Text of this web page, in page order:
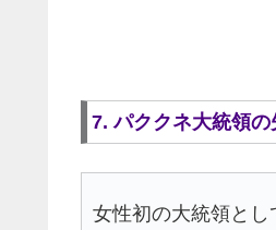
7. パククネ大統領の
女性初の大統領と